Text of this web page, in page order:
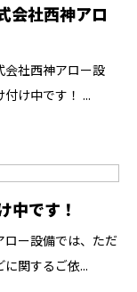
会社西神アロ
会社西神アロー設
け中です！ ...
中です！
ー設備では、ただ
関するご依...